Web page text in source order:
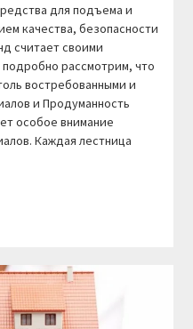
для подъема и
качества, безопасности
считает своими
рассмотрим, что
востребованными и
и Продуманность
особое внимание
Каждая лестница